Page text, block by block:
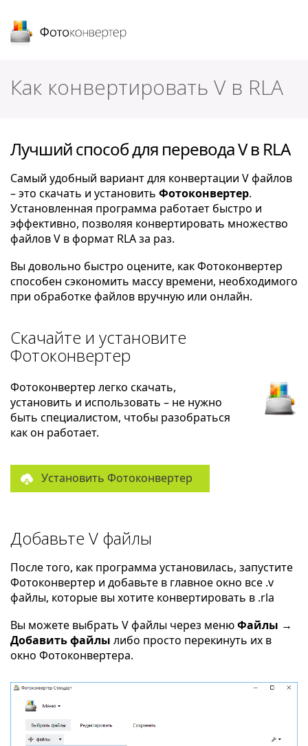
Как конвертировать V в RLA
Лучший способ для перевода V в RLA
Самый удобный вариант для конвертации V файлов
– это скачать и установить Фотоконвертер.
Установленная программа работает быстро и
эффективно, позволяя конвертировать множество
файлов V в формат RLA за раз.
Вы довольно быстро оцените, как Фотоконвертер
способен сэкономить массу времени, необходимого
при обработке файлов вручную или онлайн.
Скачайте и установите
Фотоконвертер
Фотоконвертер легко скачать,
установить и использовать – не нужно
быть специалистом, чтобы разобраться
как он работает.
Установить Фотоконвертер
Добавьте V файлы
После того, как программа установилась, запустите
Фотоконвертер и добавьте в главное окно все .v
файлы, которые вы хотите конвертировать в .rla
Вы можете выбрать V файлы через менюФайлы →
Добавить файлы либо просто перекинуть их в
окно Фотоконвертера.